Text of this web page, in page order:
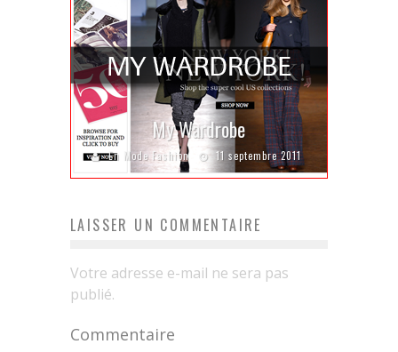
My Wardrobe
En Mode Fashion 11 septembre 2011
LAISSER UN COMMENTAIRE
Votre adresse e-mail ne sera pas
publié.
Commentaire